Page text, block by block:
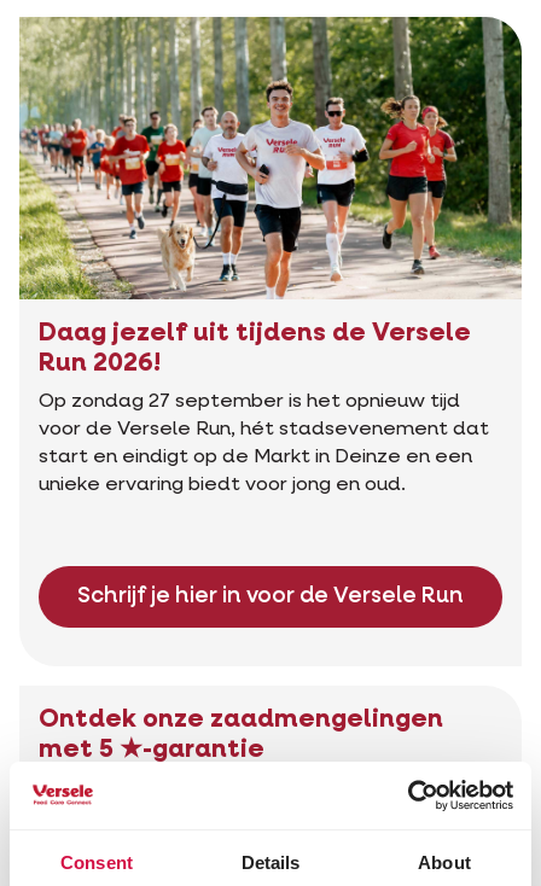
Consent Details About
Daag jezelf uit tijdens de Versele
Run 2026!
Op zondag 27 september is het opnieuw tijd
voor de Versele Run, hét stadsevenement dat
start en eindigt op de Markt in Deinze en een
unieke ervaring biedt voor jong en oud.
Schrijf je hier in voor de Versele Run
Ontdek onze zaadmengelingen
met 5 ★-garantie
Elke zaadmengeling met onze 5★-garantie
die door